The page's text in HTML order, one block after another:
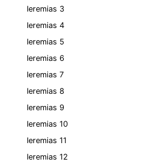
Ieremias 3
Ieremias 4
Ieremias 5
Ieremias 6
Ieremias 7
Ieremias 8
Ieremias 9
Ieremias 10
Ieremias 11
Ieremias 12